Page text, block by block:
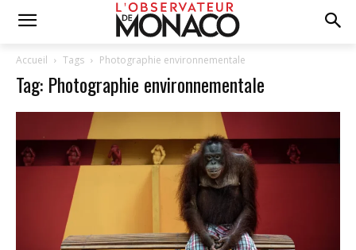
Accueil Tags Photographie environnementale
Tag: Photographie environnementale